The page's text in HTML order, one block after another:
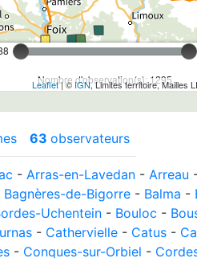
Nombre d'observation(s): 1295
Leaflet| © IGN, Limites territoire, Mailles
63 observateurs
- Arras-en-Lavedan - Arreau
Bagnères-de-Bigorre - Balma -
Uchentein - Bouloc -
- Cathervielle - Catus -
- Conques-sur-Orbiel -